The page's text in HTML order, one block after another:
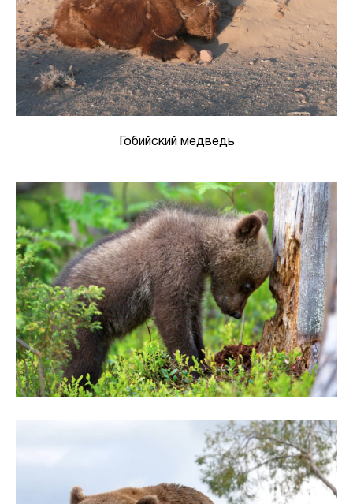
Гобийский медведь